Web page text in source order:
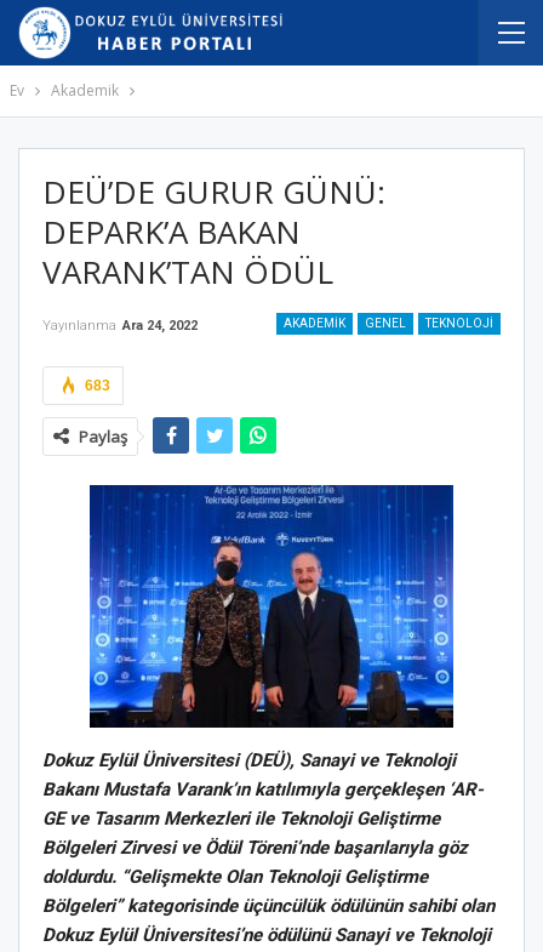
Ev Akademik
DEÜ’DE GURUR GÜNÜ:
DEPARK’A BAKAN
VARANK’TAN ÖDÜL
AKADEMIK GENEL TEKNOLOJI
Yayınlanma Ara 24, 2022
683
Paylaş
Dokuz Eylül Üniversitesi (DEÜ), Sanayi ve Teknoloji
Bakanı Mustafa Varank’ın katılımıyla gerçekleşen ‘AR-
GE ve Tasarım Merkezleri ile Teknoloji Geliştirme
Bölgeleri Zirvesi ve Ödül Töreni’nde başarılarıyla göz
doldurdu. “Gelişmekte Olan Teknoloji Geliştirme
Bölgeleri” kategorisinde üçüncülük ödülünün sahibi olan
Dokuz Eylül Üniversitesi’ne ödülünü Sanayi ve Teknoloji